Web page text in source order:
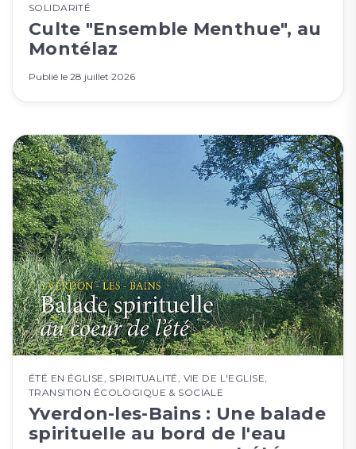
SOLIDARITÉ
Culte "Ensemble Menthue", au
Montélaz
Publié le 28 juillet 2026
ÉTÉ EN ÉGLISE SPIRITUALITÉ VIE DE L'EGLISE
TRANSITION ÉCOLOGIQUE & SOCIALE
Yverdon-les-Bains : Une balade
spirituelle au bord de l'eau